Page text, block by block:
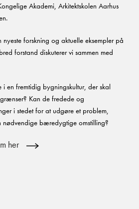
Akademi, Arkitektskolen Aarhus
forskning og aktuelle eksempler på
forstand diskuterer vi sammen med
i en fremtidig bygningskultur, der skal
Kan de fredede og
i stedet for at udgøre et problem,
bæredygtige omstilling?
her